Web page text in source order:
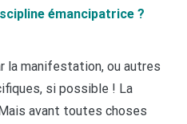
émancipatrice ?
la manifestation, ou autres
si possible ! La
avant toutes choses